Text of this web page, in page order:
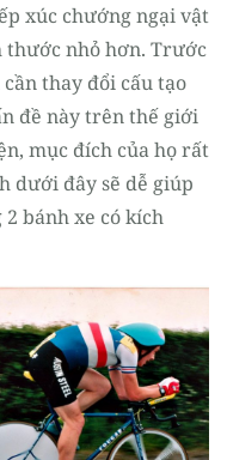
xúc chướng ngại vật
thước nhỏ hơn. Trước
thay đổi cấu tạo
đề này trên thế giới
mục đích của họ rất
dưới đây sẽ dễ giúp
bánh xe có kích